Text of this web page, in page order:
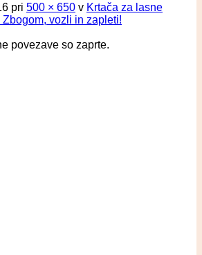
pri 500 × 650 v Krtača za lasne
vozli in zapleti!
povezave so zaprte.